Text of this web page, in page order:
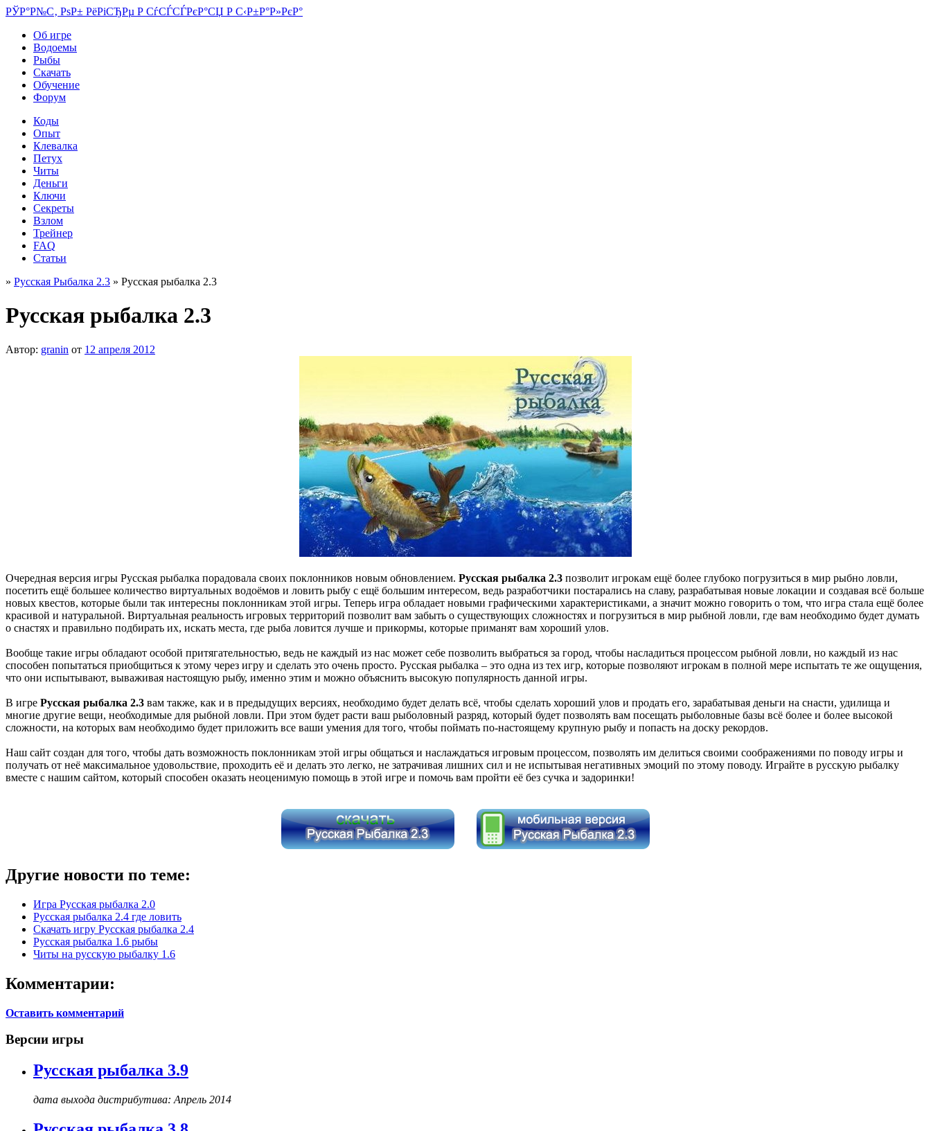
РЎР°Р№С‚ РѕР± РёРіСЂРµ Р СѓСЃСЃРєР°СЏ Р С‹Р±Р°Р»РєР°
Об игре
Водоемы
Рыбы
Скачать
Обучение
Форум
Коды
Опыт
Клевалка
Петух
Читы
Деньги
Ключи
Секреты
Взлом
Трейнер
FAQ
Статьи
» Русская Рыбалка 2.3 » Русская рыбалка 2.3
Русская рыбалка 2.3
Автор: granin от 12 апреля 2012
Очередная версия игры Русская рыбалка порадовала своих поклонников новым обновлением. Русская рыбалка 2.3 позволит игрокам ещё более глубоко погрузиться в мир рыбно ловли,
посетить ещё большее количество виртуальных водоёмов и ловить рыбу с ещё большим интересом, ведь разработчики постарались на славу, разрабатывая новые локации и создавая всё больше
новых квестов, которые были так интересны поклонникам этой игры. Теперь игра обладает новыми графическими характеристиками, а значит можно говорить о том, что игра стала ещё более
красивой и натуральной. Виртуальная реальность игровых территорий позволит вам забыть о существующих сложностях и погрузиться в мир рыбной ловли, где вам необходимо будет думать
о снастях и правильно подбирать их, искать места, где рыба ловится лучше и прикормы, которые приманят вам хороший улов.
Вообще такие игры обладают особой притягательностью, ведь не каждый из нас может себе позволить выбраться за город, чтобы насладиться процессом рыбной ловли, но каждый из нас
способен попытаться приобщиться к этому через игру и сделать это очень просто. Русская рыбалка – это одна из тех игр, которые позволяют игрокам в полной мере испытать те же ощущения,
что они испытывают, вываживая настоящую рыбу, именно этим и можно объяснить высокую популярность данной игры.
В игре Русская рыбалка 2.3 вам также, как и в предыдущих версиях, необходимо будет делать всё, чтобы сделать хороший улов и продать его, зарабатывая деньги на снасти, удилища и
многие другие вещи, необходимые для рыбной ловли. При этом будет расти ваш рыболовный разряд, который будет позволять вам посещать рыболовные базы всё более и более высокой
сложности, на которых вам необходимо будет приложить все ваши умения для того, чтобы поймать по-настоящему крупную рыбу и попасть на доску рекордов.
Наш сайт создан для того, чтобы дать возможность поклонникам этой игры общаться и наслаждаться игровым процессом, позволять им делиться своими соображениями по поводу игры и
получать от неё максимальное удовольствие, проходить её и делать это легко, не затрачивая лишних сил и не испытывая негативных эмоций по этому поводу. Играйте в русскую рыбалку
вместе с нашим сайтом, который способен оказать неоценимую помощь в этой игре и помочь вам пройти её без сучка и задоринки!
Другие новости по теме:
Игра Русская рыбалка 2.0
Русская рыбалка 2.4 где ловить
Скачать игру Русская рыбалка 2.4
Русская рыбалка 1.6 рыбы
Читы на русскую рыбалку 1.6
Комментарии:
Оставить комментарий
Версии игры
Русская рыбалка 3.9
дата выхода дистрибутива: Апрель 2014